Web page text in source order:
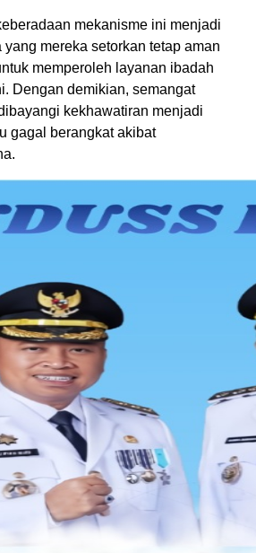
mekanisme ini menjadi
mereka setorkan tetap aman
memperoleh layanan ibadah
Dengan demikian, semangat
kekhawatiran menjadi
gagal berangkat akibat